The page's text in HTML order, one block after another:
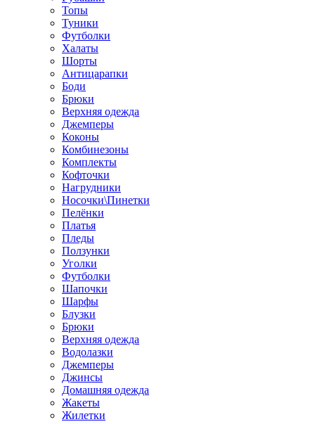
Топы
Туники
Футболки
Халаты
Шорты
Антицарапки
Боди
Брюки
Верхняя одежда
Джемперы
Коконы
Комбинезоны
Комплекты
Кофточки
Нагрудники
Носочки\Пинетки
Пелёнки
Платья
Пледы
Ползунки
Уголки
Футболки
Шапочки
Шарфы
Блузки
Брюки
Верхняя одежда
Водолазки
Джемперы
Джинсы
Домашняя одежда
Жакеты
Жилетки